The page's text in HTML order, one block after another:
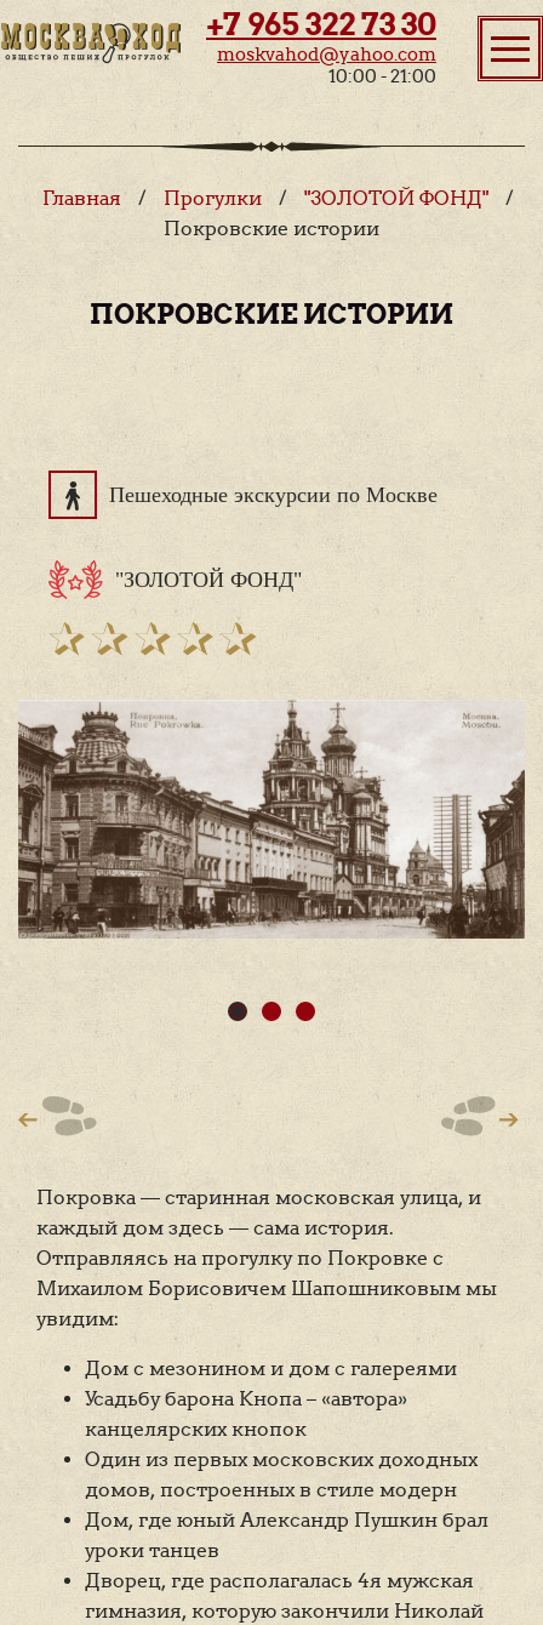
+7 965 322 73 30
moskvahod@yahoo.com
10:00 - 21:00
Главная / Прогулки / "ЗОЛОТОЙ ФОНД"
/
Покровские истории
ПОКРОВСКИЕ ИСТОРИИ
Пешеходные экскурсии по Москве
"ЗОЛОТОЙ ФОНД"
Покровка — старинная московская улица, и
каждый дом здесь — сама история.
Отправляясь на прогулку по Покровке с
Михаилом Борисовичем Шапошниковым мы
увидим:
Дом с мезонином и дом с галереями
Усадьбу барона Кнопа – «автора»
канцелярских кнопок
Один из первых московских доходных
домов, построенных в стиле модерн
Дом, где юный Александр Пушкин брал
уроки танцев
Дворец, где располагалась 4я мужская
гимназия, которую закончили Николай